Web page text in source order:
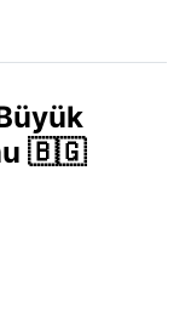
sis,
olduğu,
sahiptir. Ne
yıl boyunca
için
🇧🇬